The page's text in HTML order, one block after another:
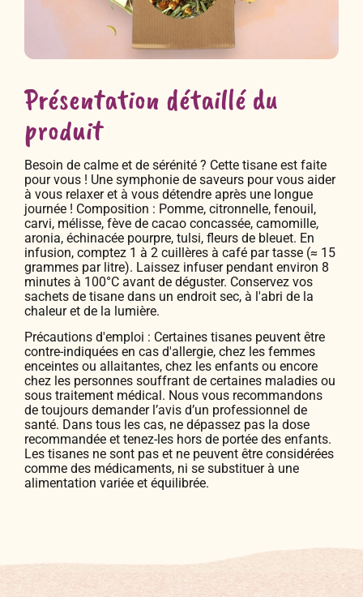
Présentation détaillé du
produit
Besoin de calme et de sérénité ? Cette tisane est faite
pour vous ! Une symphonie de saveurs pour vous aider
à vous relaxer et à vous détendre après une longue
journée ! Composition : Pomme, citronnelle, fenouil,
carvi, mélisse, fève de cacao concassée, camomille,
aronia, échinacée pourpre, tulsi, fleurs de bleuet. En
infusion, comptez 1 à 2 cuillères à café par tasse (≈ 15
grammes par litre). Laissez infuser pendant environ 8
minutes à 100°C avant de déguster. Conservez vos
sachets de tisane dans un endroit sec, à l'abri de la
chaleur et de la lumière.
Précautions d'emploi : Certaines tisanes peuvent être
contre-indiquées en cas d'allergie, chez les femmes
enceintes ou allaitantes, chez les enfants ou encore
chez les personnes souffrant de certaines maladies ou
sous traitement médical. Nous vous recommandons
de toujours demander l’avis d’un professionnel de
santé. Dans tous les cas, ne dépassez pas la dose
recommandée et tenez-les hors de portée des enfants.
Les tisanes ne sont pas et ne peuvent être considérées
comme des médicaments, ni se substituer à une
alimentation variée et équilibrée.